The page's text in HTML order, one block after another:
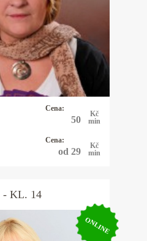
Cena:
50
Kč
min
Cena:
od 29
Kč
min
osobnosti a
vztahů podle data
vám uvědomit si
Dodám vám sílu a
mohli čelit překážkám
ve svém životě.
- KL. 14
ONLINE
Mina